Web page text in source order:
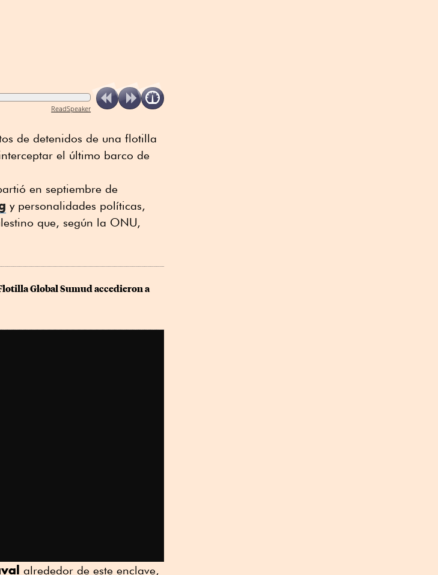
ReadSpeaker
de detenidos de una flotilla
el último barco de
en septiembre de
y personalidades políticas,
que, según la ONU,
Global Sumud accedieron a
alrededor de este enclave,